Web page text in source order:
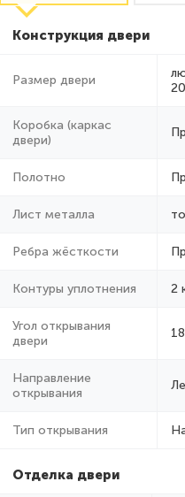
Конструкция двери
Размер двери
Коробка (каркас
двери)
Полотно
Лист металла
Ребра жёсткости
Контуры уплотнения 2
Угол открывания
двери
Направление
открывания
Тип открывания
Отделка двери